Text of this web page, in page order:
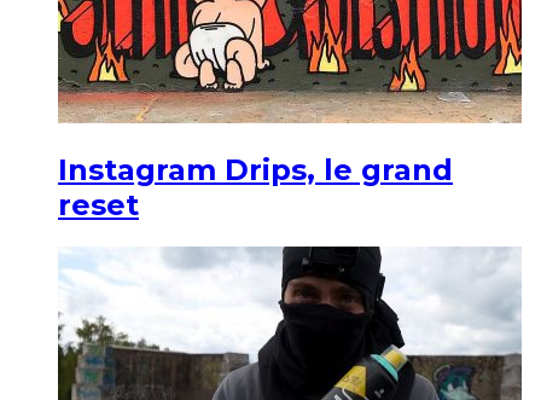
Instagram Drips, le grand
reset